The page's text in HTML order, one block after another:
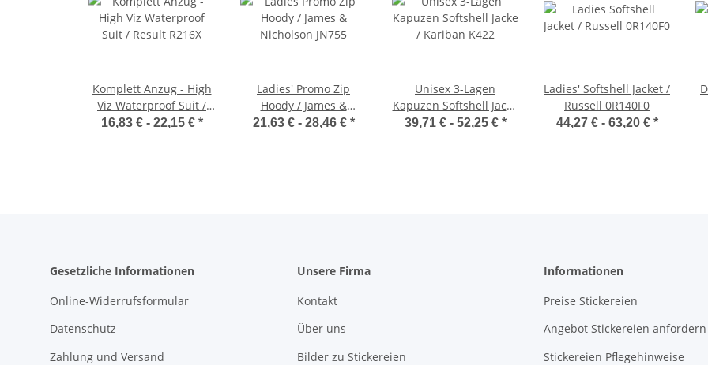
Komplett Anzug - High
Viz Waterproof Suit /
Result R216X
16,83 € - 22,15 € *
Ladies' Promo Zip
Hoody / James &
Nicholson JN755
21,63 € - 28,46 € *
Unisex 3-Lagen
Kapuzen Softshell Jacke
/ Kariban K422
39,71 € - 52,25 € *
Ladies' Softshell Jacket /
Russell 0R140F0
44,27 € - 63,20 € *
Gesetzliche Informationen
Online-Widerrufsformular
Datenschutz
Zahlung und Versand
Unsere Firma
Kontakt
Über uns
Bilder zu Stickereien
Informationen
Preise Stickereien
Angebot Stickereien anfordern
Stickereien Pflegehinweise